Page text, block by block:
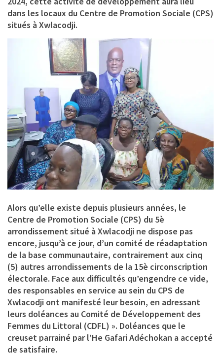
dans les locaux du Centre de Promotion Sociale (CPS)
situés à Xwlacodji.
Alors qu’elle existe depuis plusieurs années, le
Centre de Promotion Sociale (CPS) du 5è
arrondissement situé à Xwlacodji ne dispose pas
encore, jusqu’à ce jour, d’un comité de réadaptation
de la base communautaire, contrairement aux cinq
(5) autres arrondissements de la 15è circonscription
électorale. Face aux difficultés qu’engendre ce vide,
des responsables en service au sein du CPS de
Xwlacodji ont manifesté leur besoin, en adressant
leurs doléances au Comité de Développement des
Femmes du Littoral (CDFL) ». Doléances que le
creuset parrainé par l’He Gafari Adéchokan a accepté
de satisfaire.